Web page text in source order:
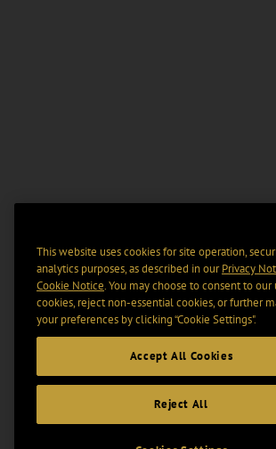
This website uses cookies for site operation,
analytics purposes, as described in ourPrivacy
Cookie Notice. You may choose to consent to our
cookies, reject non-essential cookies, or further
your preferences by clicking “Cookie Settings".
Accept All Cookies
Reject All